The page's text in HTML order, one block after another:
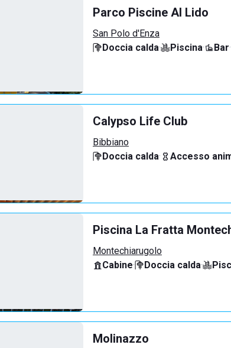
Parco Piscine Al Lido
San Polo d'Enza
Doccia calda· Piscina· Bar·
Calypso Life Club
Bibbiano
Doccia calda· Accesso
Piscina La Fratta
Montechiarugolo
Cabine· Doccia calda·
Molinazzo